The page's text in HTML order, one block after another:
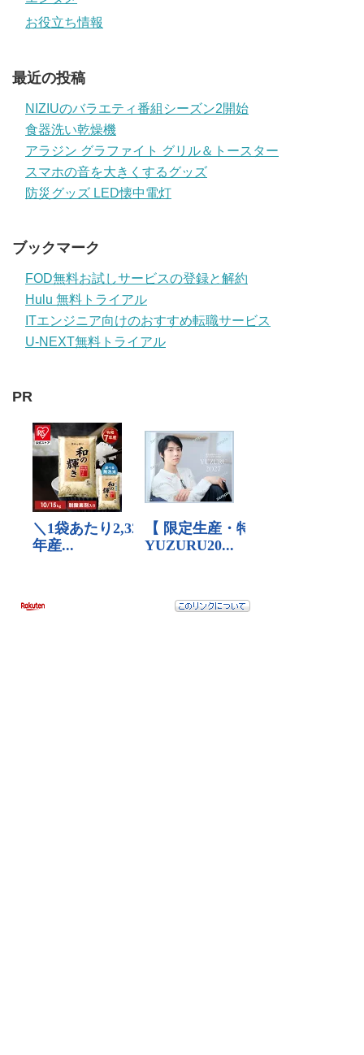
お役立ち情報
最近の投稿
NIZIUのバラエティ番組シーズン2開始
食器洗い乾燥機
アラジン グラファイト グリル＆トースター
スマホの音を大きくするグッズ
防災グッズ LED懐中電灯
ブックマーク
FOD無料お試しサービスの登録と解約
Hulu 無料トライアル
ITエンジニア向けのおすすめ転職サービス
U-NEXT無料トライアル
PR